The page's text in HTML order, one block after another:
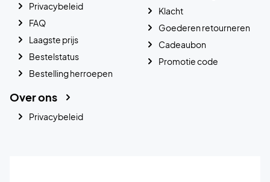
Privacybeleid
FAQ
Laagste prijs
Bestelstatus
Bestelling herroepen
Klacht
Goederen retourneren
Cadeaubon
Promotie code
Over ons
Privacybeleid